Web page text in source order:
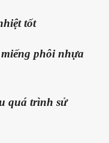
tốt
phôi nhựa
quá trình sử